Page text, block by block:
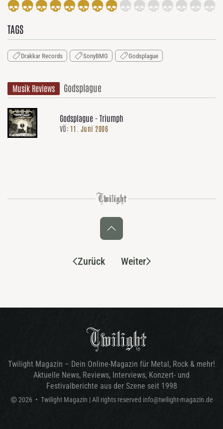
TAGS
Drakkar Records SonyBMG Godsplague
Musik Reviews Godsplague
Godsplague - Triumph
VÖ: 11. Juni 2006
Zurück Weiter
Twilight Magazin – Dein Online-Magazin für Metal, Rock & mehr!
Aktuelle News, Reviews, Interviews, Konzert- und
Festivalberichte aus der Szene seit 1998
© 2026 • Twilight Magazin | All rights reserved info@twilight-magazin.de